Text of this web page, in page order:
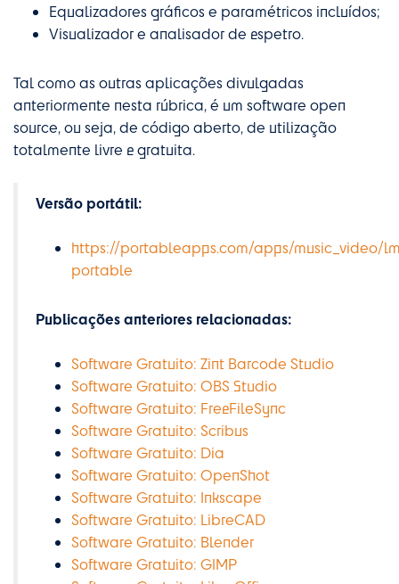
Equalizadores gráficos e paramétricos incluídos;
Visualizador e analisador de espetro.
Tal como as outras aplicações divulgadas
anteriormente nesta rúbrica, é um software open
source, ou seja, de código aberto, de utilização
totalmente livre e gratuita.
Versão portátil:
https://portableapps.com/apps/music_video/
portable
Publicações anteriores relacionadas:
Software Gratuito: Zint Barcode Studio
Software Gratuito: OBS Studio
Software Gratuito: FreeFileSync
Software Gratuito: Scribus
Software Gratuito: Dia
Software Gratuito: OpenShot
Software Gratuito: Inkscape
Software Gratuito: LibreCAD
Software Gratuito: Blender
Software Gratuito: GIMP